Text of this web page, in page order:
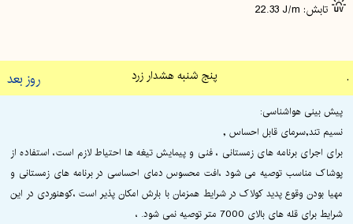
22.33 J/m :تابش
روز بعد پنج شنبه هشدار زرد .
پیش بینی هواشناسی:
نسیم تند,سرمای قابل احساس ,
برای اجرای برنامه های زمستانی ، فنی و پیمایش تیغه ها احتیاط لازم است، استفاده از
پوشاک مناسب توصیه می شود ،افت محسوس دمای احساسی در برنامه های زمستانی و
مهیا بودن وقوع پدید کولاک در شرایط همزمان با بارش امکان پذیر است ،کوهنوردی در این
شرایط برای قله های بالای 7000 متر توصیه نمی شود. ،